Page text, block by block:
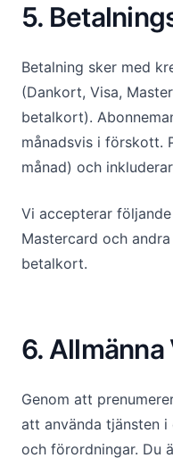
5.
Betalning sker med
(Dankort, Visa,
betalkort).
månadsvis i förskott.
månad) och
Vi accepterar
Mastercard och
betalkort.
6.
Genom att
att använda tjänsten
och förordningar. Du